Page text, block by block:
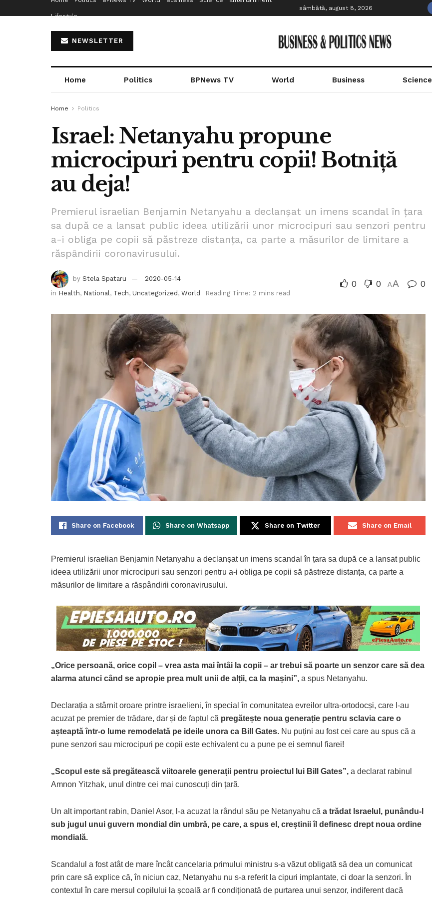
Lifestyle
sâmbătă, august 8, 2026
NEWSLETTER
Home Politics BPNews TV World Business Science
Home Politics
Israel: Netanyahu propune
microcipuri pentru copii! Botniță
au deja!
Premierul israelian Benjamin Netanyahu a declanșat un imens scandal în țara
sa după ce a lansat public ideea utilizării unor microcipuri sau senzori pentru
a-i obliga pe copii să păstreze distanța, ca parte a măsurilor de limitare a
răspândirii coronavirusului.
by Stela Spataru
2020-05-14
in Health, National , Tech, Uncategorized , World Reading Time: 2 mins read
0 0 AA 0
Share on Facebook Share on Whatsapp Share on Twitter Share on Email
Premierul israelian Benjamin Netanyahu a declanșat un imens scandal în țara sa după ce a lansat public
ideea utilizării unor microcipuri sau senzori pentru a-i obliga pe copii să păstreze distanța, ca parte a
măsurilor de limitare a răspândirii coronavirusului.
„Orice persoană, orice copil – vrea asta mai întâi la copii – ar trebui să poarte un senzor care să dea
alarma atunci când se apropie prea mult unii de alții, ca la mașini”, a spus Netanyahu.
Declarația a stârnit oroare printre israelieni, în special în comunitatea evreilor ultra-ortodocși, care l-au
acuzat pe premier de trădare, dar și de faptul că pregătește noua generație pentru sclavia care o
așteaptă într-o lume remodelată pe ideile unora ca Bill Gates. Nu puțini au fost cei care au spus că a
pune senzori sau microcipuri pe copii este echivalent cu a pune pe ei semnul fiarei!
„Scopul este să pregătească viitoarele generații pentru proiectul lui Bill Gates”, a declarat rabinul
Amnon Yitzhak, unul dintre cei mai cunoscuți din țară.
Un alt important rabin, Daniel Asor, l-a acuzat la rândul său pe Netanyahu că a trădat Israelul, punându-l
sub jugul unui guvern mondial din umbră, pe care, a spus el, creștinii îl definesc drept noua ordine
mondială.
Scandalul a fost atât de mare încât cancelaria primului ministru s-a văzut obligată să dea un comunicat
prin care să explice că, în niciun caz, Netanyahu nu s-a referit la cipuri implantate, ci doar la senzori. În
contextul în care mersul copilului la școală ar fi condiționată de purtarea unui senzor, indiferent dacă